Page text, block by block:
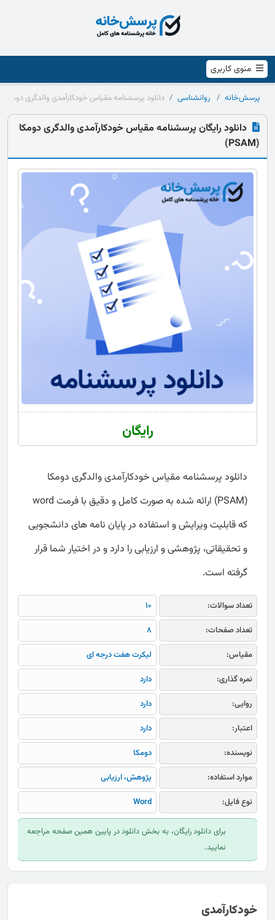
منوی کاربری
پرسش‌خانه روانشناسی دانلود پرسشنامه مقیاس خودکارآمدی والدگری دومکا (PSAM)
دانلود رایگان پرسشنامه مقیاس خودکارآمدی والدگری دومکا
(PSAM)
رایگان
دانلود پرسشنامه مقیاس خودکارآمدی والدگری دومکا
(PSAM) ارائه شده به صورت کامل و دقیق با فرمت word
که قابلیت ویرایش و استفاده در پایان نامه های دانشجویی
و تحقیقاتی، پژوهشی و ارزیابی را دارد و در اختیار شما قرار
گرفته است.
تعداد سوالات:
10
تعداد صفحات:
8
مقیاس:
لیکرت هفت درجه ای
نمره گذاری:
دارد
روایی:
دارد
اعتبار:
دارد
نویسنده:
دومکا
موارد استفاده:
پژوهش، ارزیابی
نوع فایل:
Word
برای دانلود رایگان، به بخش دانلود در پایین همین صفحه مراجعه
نمایید.
خودکارآمدی